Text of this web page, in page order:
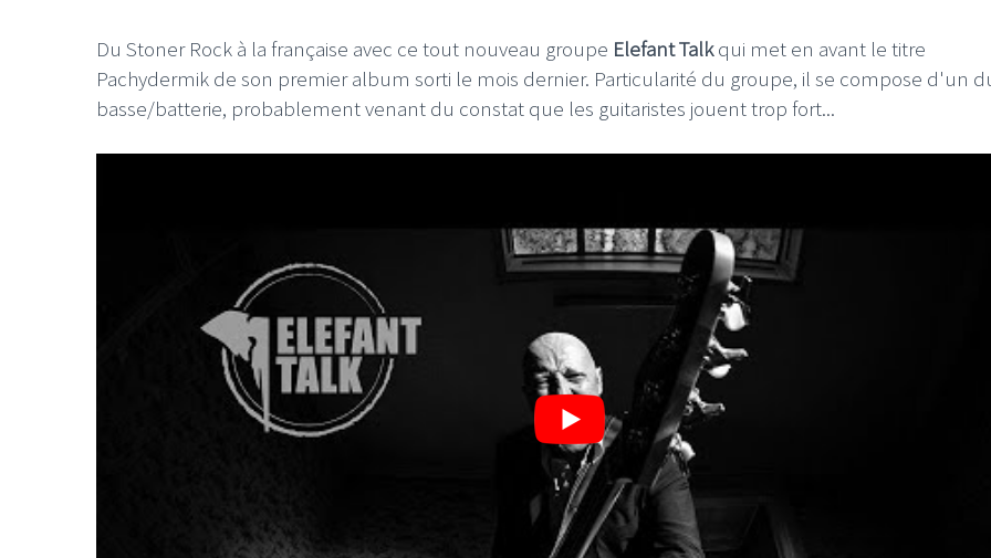
Du Stoner Rock à la française avec ce tout nouveau groupe Elefant Talkqui met en avant le titre
Pachydermik de son premier album sorti le mois dernier. Particularité du groupe, il se compose d'un
basse/batterie, probablement venant du constat que les guitaristes jouent trop fort...